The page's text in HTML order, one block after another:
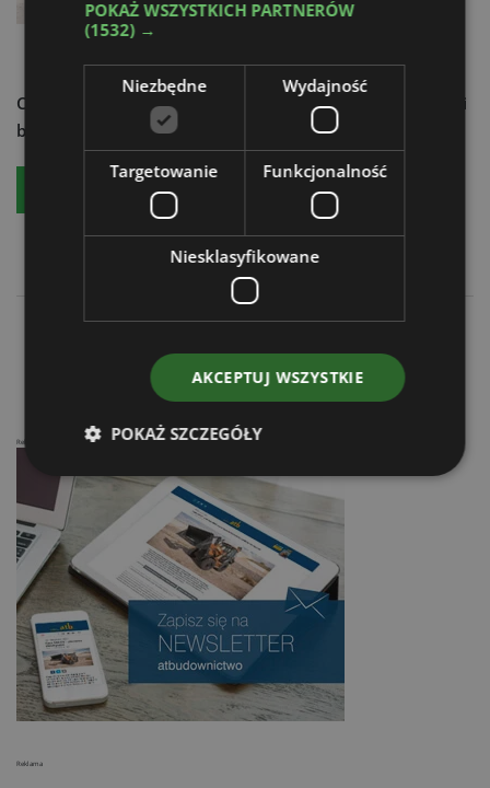
Chcesz dowiedzieć się więcej?
Czytaj aktualności techniki
budowlanej - zamów:
Bezpłatny egzemplarz Prenumeratę
Zima z posypywarką SaMASZ IceStorm
Reklama
Reklama
POKAŻ WSZYSTKICH PARTNERÓW
(1532) →
Niezbędne Wydajność
Targetowanie Funkcjonalność
Niesklasyfikowane
AKCEPTUJ WSZYSTKIE
POKAŻ SZCZEGÓŁY